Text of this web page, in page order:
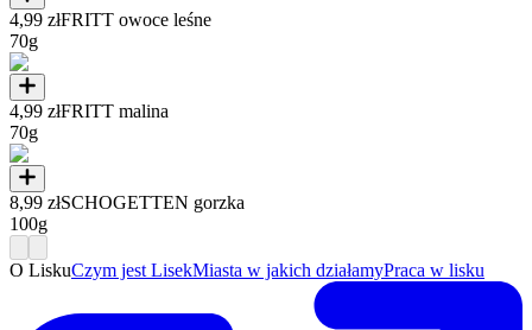
4,99 złFRITT owoce leśne
70g
4,99 złFRITT malina
70g
8,99 złSCHOGETTEN gorzka
100g
O LiskuCzym jest LisekMiasta w jakich działamyPraca w lisku